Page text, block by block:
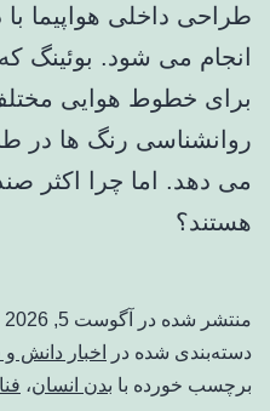
طراحی داخلی هواپیما
انجام می شود. بوئینگ
برای خطوط هوایی
روانشناسی رنگ ها در
می دهد. اما چرا اکثر
هستند؟
منتشر شده در
آگوست 5, 2026
دسته‌بندی شده در
اخبار دانش
برچسب خورده با بدن انسان،